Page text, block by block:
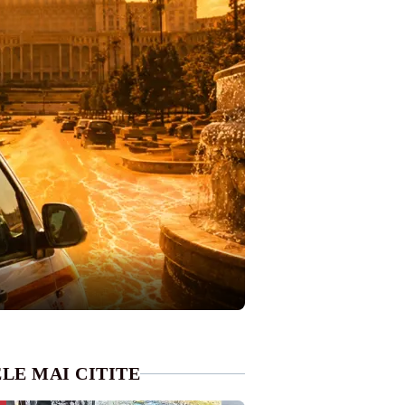
MAI CITITE